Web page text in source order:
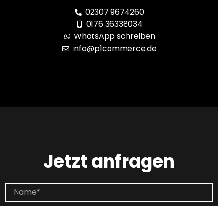
02307 9674260
0176 36338034
WhatsApp schreiben
info@p1commerce.de
Jetzt anfragen